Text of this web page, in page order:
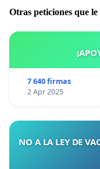
Otras peticiones que
7 640 firmas
2 Apr 2025
NO A LA LEY DE